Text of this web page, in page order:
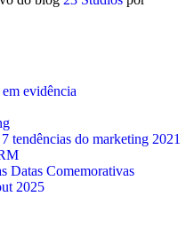
evidência
tendências do marketing 2021
Datas Comemorativas
2025